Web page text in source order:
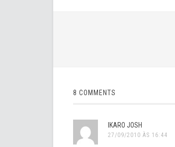
8 COMMENTS
IKARO JOSH
27/09/2010 ÀS 16:44